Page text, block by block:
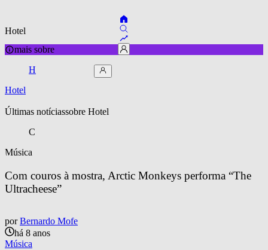
Hotel
mais sobre
H
Hotel
Últimas notíciassobre Hotel
C
Música
Com couros à mostra, Arctic Monkeys performa “The
Ultracheese”
por Bernardo Mofe
há 8 anos
Música